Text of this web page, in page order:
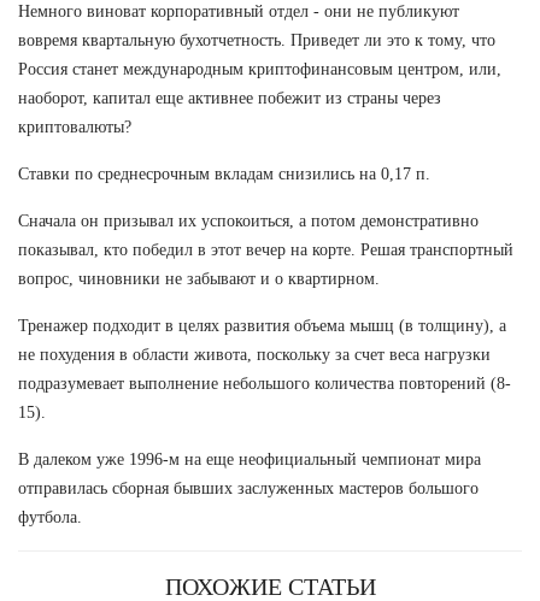
Немного виноват корпоративный отдел - они не публикуют
вовремя квартальную бухотчетность. Приведет ли это к тому, что
Россия станет международным криптофинансовым центром, или,
наоборот, капитал еще активнее побежит из страны через
криптовалюты?
Ставки по среднесрочным вкладам снизились на 0,17 п.
Сначала он призывал их успокоиться, а потом демонстративно
показывал, кто победил в этот вечер на корте. Решая транспортный
вопрос, чиновники не забывают и о квартирном.
Тренажер подходит в целях развития объема мышц (в толщину), а
не похудения в области живота, поскольку за счет веса нагрузки
подразумевает выполнение небольшого количества повторений (8-
15).
В далеком уже 1996-м на еще неофициальный чемпионат мира
отправилась сборная бывших заслуженных мастеров большого
футбола.
ПОХОЖИЕ СТАТЬИ